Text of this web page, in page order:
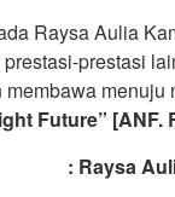
Raysa Aulia
prestasi
membawa
Future” [ANF.
Aulia